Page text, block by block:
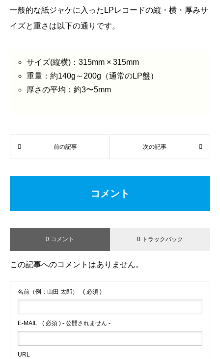
一般的な紙ジャケに入ったLPレコードの縦・横・厚みサ
イズと重さは以下の通りです。
サイズ(縦横)：315mm × 315mm
重量：約140g～200g（通常のLP盤）
厚さの平均：約3〜5mm
前の記事 次の記事
コメント
0 コメント 0 トラックバック
この記事へのコメントはありません。
名前（例：山田 太郎） ( 必須 )
E-MAIL ( 必須 ) - 公開されません -
URL